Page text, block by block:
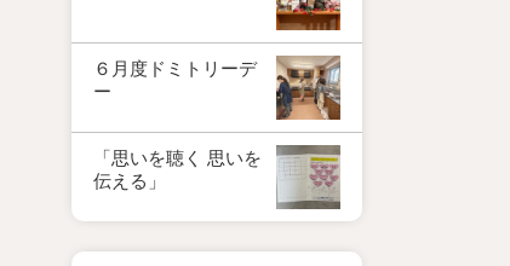
６月度ドミトリーデ
ー
「思いを聴く 思いを
伝える」